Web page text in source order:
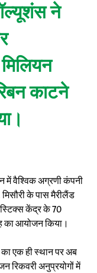
ने
काटने
में वैश्विक अग्रणी कंपनी
के पास मैरीलैंड
केंद्र के 70
का आयोजन किया।
एक ही स्थान पर अब
रिकवरी अनुप्रयोगों में